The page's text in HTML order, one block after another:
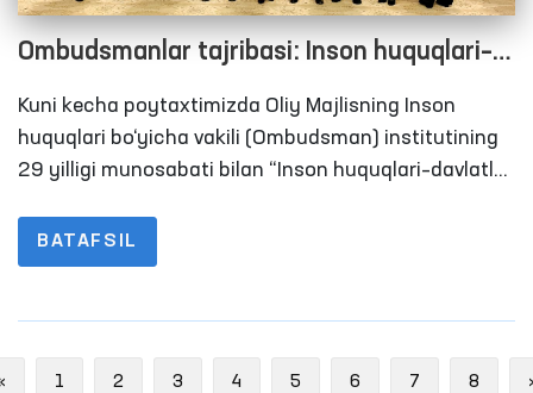
Ombudsmanlar tajribasi: Inson huquqlari–
davlatlar barqaror rivojlanishining muhim
omili
Kuni kecha poytaxtimizda Oliy Majlisning Inson
huquqlari bo‘yicha vakili (Ombudsman) institutining
29 yilligi munosabati bilan “Inson huquqlari–davlatlar
xalqaro konferensiya bo‘lib o‘tdi.
BATAFSIL
Previous
1 2 3 4 5 6 7 8